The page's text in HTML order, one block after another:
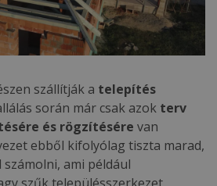
szállítják a telepítés
során már csak azok terv
és rögzítésére van
ebből kifolyólag tiszta marad,
ami például